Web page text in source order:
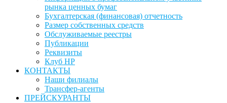
рынка ценных бумаг
Бухгалтерская (финансовая) отчетность
Размер собственных средств
Обслуживаемые реестры
Публикации
Реквизиты
Клуб НР
КОНТАКТЫ
Наши филиалы
Трансфер-агенты
ПРЕЙСКУРАНТЫ